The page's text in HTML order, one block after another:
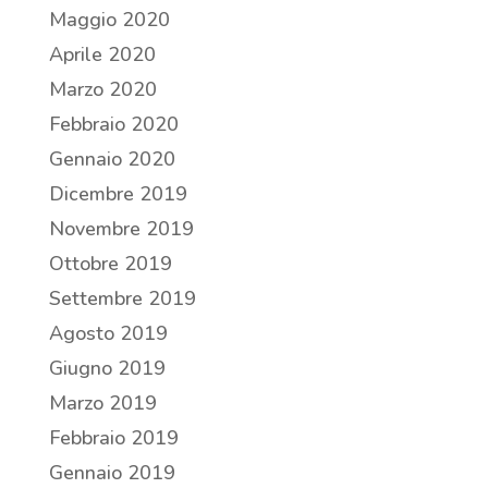
Maggio 2020
Aprile 2020
Marzo 2020
Febbraio 2020
Gennaio 2020
Dicembre 2019
Novembre 2019
Ottobre 2019
Settembre 2019
Agosto 2019
Giugno 2019
Marzo 2019
Febbraio 2019
Gennaio 2019